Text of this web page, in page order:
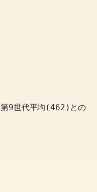
第9世代平均(462)との